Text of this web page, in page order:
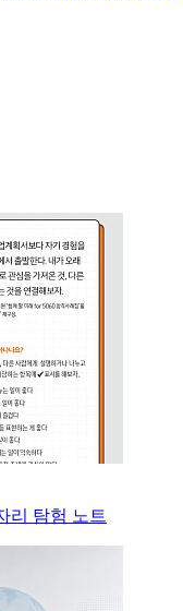
리 탐험 노트